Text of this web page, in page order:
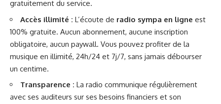
gratuitement du service.
Accès illimité : L’écoute de radio sympa en ligne est
100% gratuite. Aucun abonnement, aucune inscription
obligatoire, aucun paywall. Vous pouvez profiter de la
musique en illimité, 24h/24 et 7j/7, sans jamais débourser
un centime.
Transparence : La radio communique régulièrement
avec ses auditeurs sur ses besoins financiers et son